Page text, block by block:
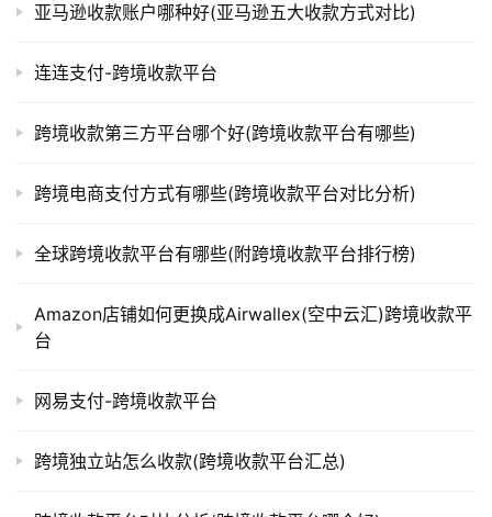
亚马逊收款账户哪种好(亚马逊五大收款方式对比)
连连支付-跨境收款平台
跨境收款第三方平台哪个好(跨境收款平台有哪些)
跨境电商支付方式有哪些(跨境收款平台对比分析)
全球跨境收款平台有哪些(附跨境收款平台排行榜)
Amazon店铺如何更换成Airwallex(空中云汇)跨境收款平
台
网易支付-跨境收款平台
跨境独立站怎么收款(跨境收款平台汇总)